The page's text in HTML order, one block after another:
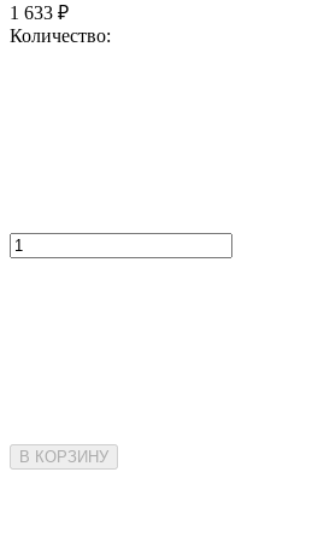
1 633 ₽
Количество:
В КОРЗИНУ